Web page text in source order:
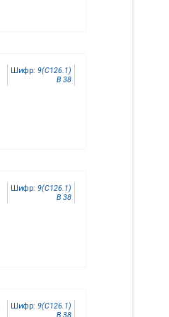
Шифр: 9(С126.1)
В 38
Шифр: 9(С126.1)
В 38
Шифр: 9(С126.1)